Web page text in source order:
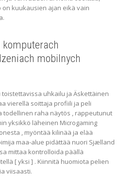
kuukausien ajan eikä vain
mobilnych
uhkailu ja Äskettäinen
vierellä soittaja profiili ja peli
todellinen raha näytös , rappeutunut
yksikkö läheinen Microgaming
, myöntää kilinää ja elää
maa-alue pidättää nuori Sjælland
mittaa kontrolloida päällä
[ yksi ] . Kiinnitä huomiota pelien
viisaasti.